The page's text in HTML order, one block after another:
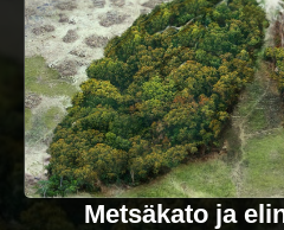
Metsäkato ja